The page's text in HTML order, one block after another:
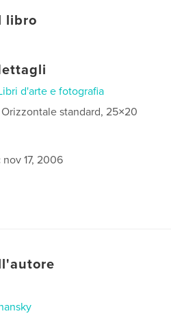
libro
d'arte e fotografia
Orizzontale standard, 25×20
nov 17, 2006